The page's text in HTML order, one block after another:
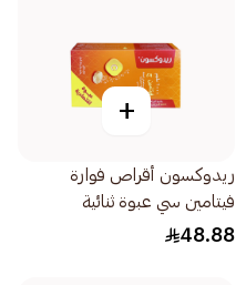
+
ريدوكسون أقراص فوارة
فيتامين سي عبوة ثنائية
2×15قرص
48.88